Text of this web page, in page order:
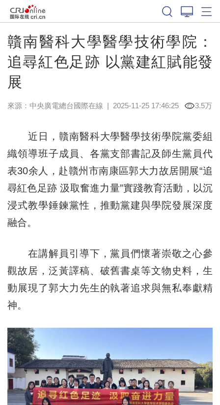
贛南醫科大學醫學技術學院：
追尋紅色足跡 以黨建紅賦能發
展
來源：中央廣電總台國際在線 | 2025-11-25 17:46:25 3.5万
近日，贛南醫科大學醫學技術學院黨委組
織領導班子成員、各黨支部書記及師生黨員代
表30余人，赴贛州市南康區郭大力故居開展“追
尋紅色足跡 汲取奮進力量”實踐教育活動，以沉
浸式教學錘鍊黨性，推動黨建與學院發展深度
融合。
在講解員引導下，黨員們懷著崇敬之心參
觀故居，泛黃譯稿、破舊書桌等文物史料，生
動展現了郭大力先生的執著追求與無私奉獻精
神。